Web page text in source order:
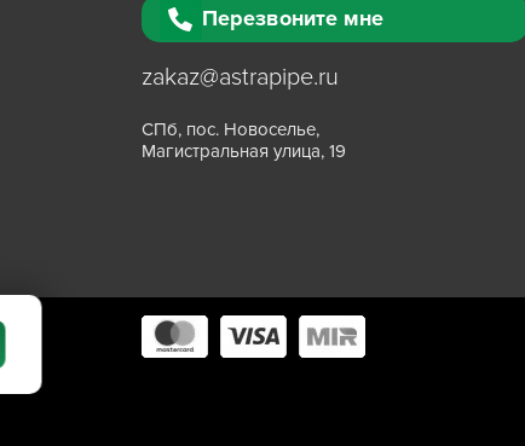
Перезвоните мне
zakaz@astrapipe.ru
СПб, пос. Новоселье,
Магистральная улица, 19